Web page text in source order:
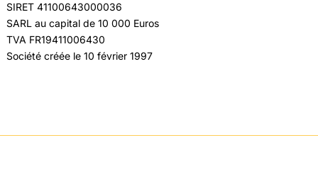
SIRET 41100643000036
SARL au capital de 10 000 Euros
TVA FR19411006430
Société créée le 10 février 1997